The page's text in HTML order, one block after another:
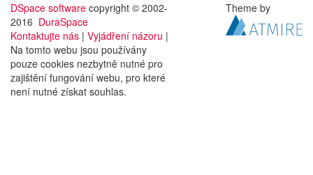
DSpace software copyright © 2002-
2016 DuraSpace
Kontaktujte nás | Vyjádření názoru |
Na tomto webu jsou používány
pouze cookies nezbytně nutné pro
zajištění fungování webu, pro které
není nutné získat souhlas.
Theme by